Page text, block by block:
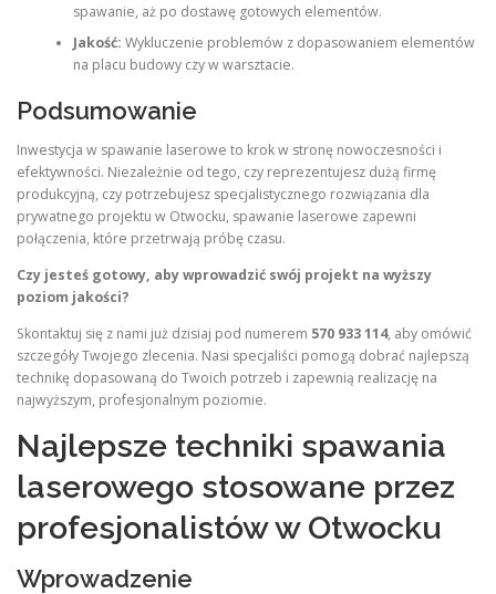
spawanie, aż po dostawę gotowych elementów.
Jakość: Wykluczenie problemów z dopasowaniem elementów
na placu budowy czy w warsztacie.
Podsumowanie
Inwestycja w spawanie laserowe to krok w stronę nowoczesności i
efektywności. Niezależnie od tego, czy reprezentujesz dużą firmę
produkcyjną, czy potrzebujesz specjalistycznego rozwiązania dla
prywatnego projektu w Otwocku, spawanie laserowe zapewni
połączenia, które przetrwają próbę czasu.
Czy jesteś gotowy, aby wprowadzić swój projekt na wyższy
poziom jakości?
Skontaktuj się z nami już dzisiaj pod numerem 570 933 114, aby omówić
szczegóły Twojego zlecenia. Nasi specjaliści pomogą dobrać najlepszą
technikę dopasowaną do Twoich potrzeb i zapewnią realizację na
najwyższym, profesjonalnym poziomie.
Najlepsze techniki spawania
laserowego stosowane przez
profesjonalistów w Otwocku
Wprowadzenie